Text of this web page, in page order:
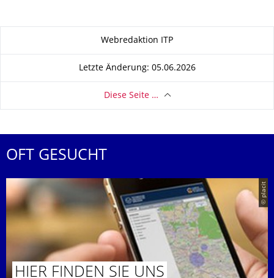
Webredaktion ITP
Letzte Änderung: 05.06.2026
Diese Seite …
OFT GESUCHT
© placit
HIER FINDEN SIE UNS